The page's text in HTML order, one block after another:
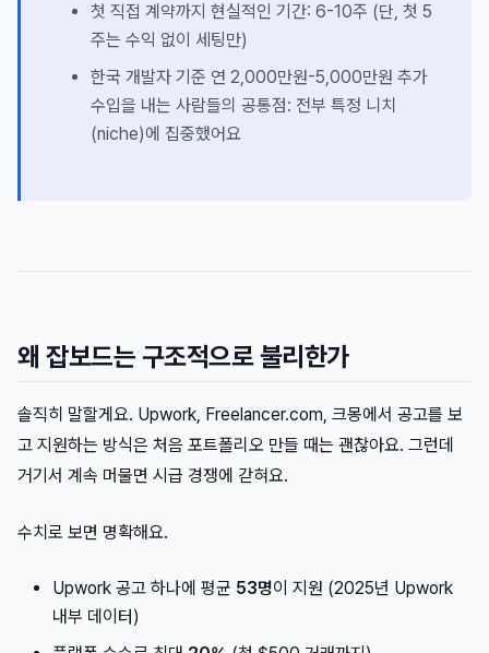
첫 직접 계약까지 현실적인 기간: 6-10주 (단, 첫 5
주는 수익 없이 세팅만)
한국 개발자 기준 연 2,000만원-5,000만원 추가
수입을 내는 사람들의 공통점: 전부 특정 니치
(niche)에 집중했어요
왜 잡보드는 구조적으로 불리한가
솔직히 말할게요. Upwork, Freelancer.com, 크몽에서 공고를 보
고 지원하는 방식은 처음 포트폴리오 만들 때는 괜찮아요. 그런데
거기서 계속 머물면 시급 경쟁에 갇혀요.
수치로 보면 명확해요.
Upwork 공고 하나에 평균 53명이 지원 (2025년 Upwork
내부 데이터)